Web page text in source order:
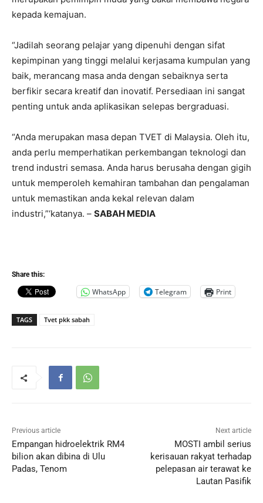
kepada kemajuan.
“Jadilah seorang pelajar yang dipenuhi dengan sifat
kepimpinan yang tinggi melalui kerjasama kumpulan yang
baik, merancang masa anda dengan sebaiknya serta
berfikir secara kreatif dan inovatif. Persediaan ini sangat
penting untuk anda aplikasikan selepas bergraduasi.
“Anda merupakan masa depan TVET di Malaysia. Oleh itu,
anda perlu memperhatikan perkembangan teknologi dan
trend industri semasa. Anda harus berusaha dengan gigih
untuk memperoleh kemahiran tambahan dan pengalaman
untuk memastikan anda kekal relevan dalam
industri,”‘katanya. – SABAH MEDIA
Share this:
WhatsApp Telegram Print
TAGS Tvet pkk sabah
Previous article
Empangan hidroelektrik RM4
bilion akan dibina di Ulu
Padas, Tenom
Next article
MOSTI ambil serius
kerisauan rakyat terhadap
pelepasan air terawat ke
Lautan Pasifik